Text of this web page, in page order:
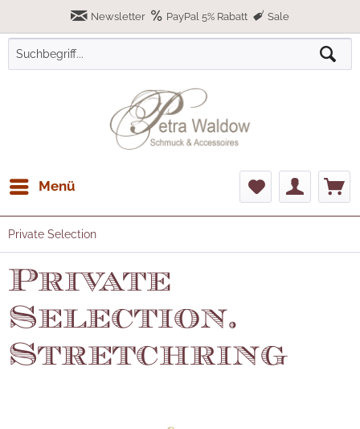
Newsletter PayPal 5% Rabatt Sale
Menü
Private Selection
Private
Selection.
Stretchring